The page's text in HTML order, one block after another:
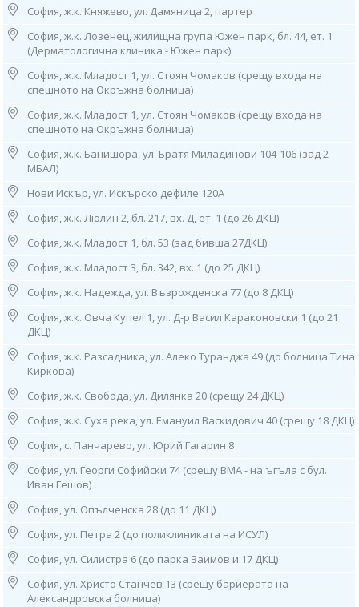
Изследването на този протеин се изисква в следните области на
медицината, ако се подозират различни заболявания:
откриване на метастази на меланома, рецидиви на заболяването,
злокачествени трансформации на други органи и за оценка на успеха
на лечението на рак на кожата;
Кардиология. S100 е необходим при ангина пекторис, всички видове
сърдечни аритмии;
Неврология. Анализът на протеина s100 е необходим при съмнение
за болест на Алцхаймер (при пациенти в напреднала възраст) и
наличие на асфиксия при новородени;
Ревматология. Анализът е необходим при автоимунни заболявания –
Травматология. Като уточняващ преглед за наранявания на главата.
Не винаги високото ниво на туморен маркер S-100 е следствие от рак
на кожата. По този начин увеличаването на туморния маркер може да
система. Увеличаването на този протеин се наблюдава при инсулти,
интрацеребрални кръвоизливи, наранявания на главата, болест на
Алцхаймер.
Контакти:
1. София, ул. “Бузлуджа” 64
тел: 0885 252 467, 02/952 21 36
Работно време:
07.30ч до 19.00ч /от понеделник до петък/;
8.30ч-14.30ч /събота и неделя/
2. София, бул. “Патриарх Евтимий" 1
МЦ “Юмедис”, ет. 2 (до кино "Одеон")
тел: 0884 221 403
Работно време:
08.00ч до 16.00ч /от понеделник до петък/
3. София, ж.к. “Гоце Делчев”, ул. “Костенски Водопад”, бл. 242 (срещу
София, ж.к. Княжево, ул. Дамяница 2, партер
София, ж.к. Лозенец, жилищна група Южен парк, бл. 44, ет. 1
(Дерматологична клиника - Южен парк)
София, ж.к. Младост 1, ул. Стоян Чомаков (срещу входа на
спешното на Окръжна болница)
София, ж.к. Младост 1, ул. Стоян Чомаков (срещу входа на
спешното на Окръжна болница)
София, ж.к. Банишора, ул. Братя Миладинови 104-106 (зад 2
МБАЛ)
Нови Искър, ул. Искърско дефиле 120А
София, ж.к. Люлин 2, бл. 217, вх. Д, ет. 1 (до 26 ДКЦ)
София, ж.к. Младост 1, бл. 53 (зад бивша 27ДКЦ)
София, ж.к. Младост 3, бл. 342, вх. 1 (до 25 ДКЦ)
София, ж.к. Надежда, ул. Възрожденска 77 (до 8 ДКЦ)
София, ж.к. Овча Купел 1, ул. Д-р Васил Караконовски 1 (до 21
ДКЦ)
София, ж.к. Разсадника, ул. Алеко Туранджа 49 (до болница Тина
Киркова)
София, ж.к. Свобода, ул. Дилянка 20 (срещу 24 ДКЦ)
София, ж.к. Суха река, ул. Емануил Васкидович 40 (срещу 18 ДКЦ)
София, с. Панчарево, ул. Юрий Гагарин 8
София, ул. Георги Софийски 74 (срещу ВМА - на ъгъла с бул.
Иван Гешов)
София, ул. Опълченска 28 (до 11 ДКЦ)
София, ул. Петра 2 (до поликлиниката на ИСУЛ)
София, ул. Силистра 6 (до парка Заимов и 17 ДКЦ)
София, ул. Христо Станчев 13 (срещу бариерата на
Александровска болница)